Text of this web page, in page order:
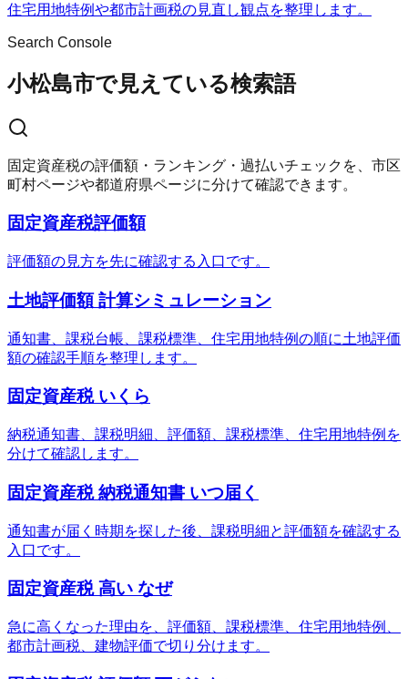
住宅用地特例や都市計画税の見直し観点を整理します。
Search Console
小松島市で見えている検索語
固定資産税の評価額・ランキング・過払いチェックを、市区
町村ページや都道府県ページに分けて確認できます。
固定資産税評価額
評価額の見方を先に確認する入口です。
土地評価額 計算シミュレーション
通知書、課税台帳、課税標準、住宅用地特例の順に土地評価
額の確認手順を整理します。
固定資産税 いくら
納税通知書、課税明細、評価額、課税標準、住宅用地特例を
分けて確認します。
固定資産税 納税通知書 いつ届く
通知書が届く時期を探した後、課税明細と評価額を確認する
入口です。
固定資産税 高い なぜ
急に高くなった理由を、評価額、課税標準、住宅用地特例、
都市計画税、建物評価で切り分けます。